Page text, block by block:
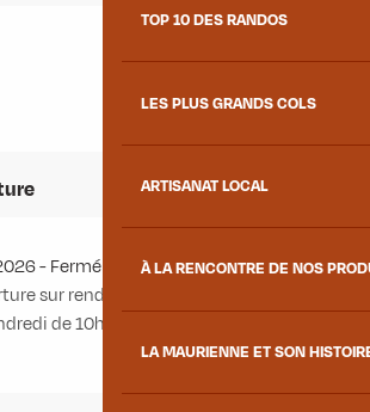
TOP 10 DES RANDOS
LES PLUS GRANDS COLS
ARTISANAT LOCAL
À LA RENCONTRE DE NOS
LA MAURIENNE ET SON
- Fermé le samedi, le dimanche
sur rendez-vous :
de 10h à 12h et de 15h00 à 19h00.